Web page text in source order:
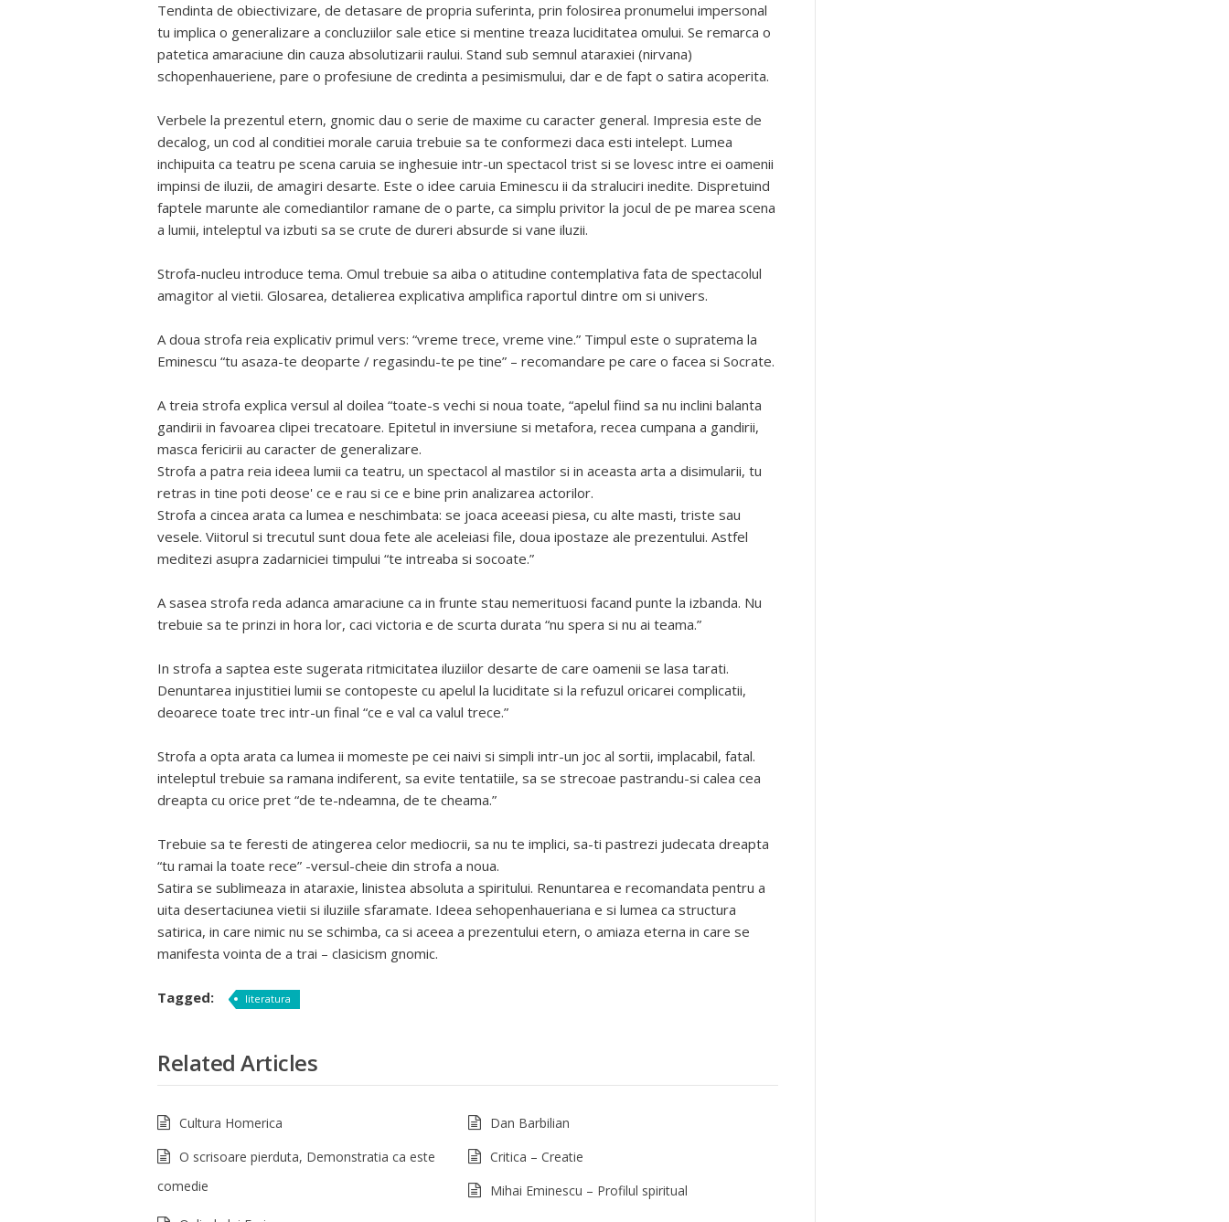
Tendinta de obiectivizare, de detasare de propria suferinta, prin folosirea pronumelui impersonal
tu implica o generalizare a concluziilor sale etice si mentine treaza luciditatea omului. Se remarca o
patetica amaraciune din cauza absolutizarii raului. Stand sub semnul ataraxiei (nirvana)
schopenhaueriene, pare o profesiune de credinta a pesimismului, dar e de fapt o satira acoperita.
Verbele la prezentul etern, gnomic dau o serie de maxime cu caracter general. Impresia este de
decalog, un cod al conditiei morale caruia trebuie sa te conformezi daca esti intelept. Lumea
inchipuita ca teatru pe scena caruia se inghesuie intr-un spectacol trist si se lovesc intre ei oamenii
impinsi de iluzii, de amagiri desarte. Este o idee caruia Eminescu ii da straluciri inedite. Dispretuind
faptele marunte ale comediantilor ramane de o parte, ca simplu privitor la jocul de pe marea scena
a lumii, inteleptul va izbuti sa se crute de dureri absurde si vane iluzii.
Strofa-nucleu introduce tema. Omul trebuie sa aiba o atitudine contemplativa fata de spectacolul
amagitor al vietii. Glosarea, detalierea explicativa amplifica raportul dintre om si univers.
A doua strofa reia explicativ primul vers: “vreme trece, vreme vine.” Timpul este o supratema la
Eminescu “tu asaza-te deoparte / regasindu-te pe tine” – recomandare pe care o facea si Socrate.
A treia strofa explica versul al doilea “toate-s vechi si noua toate, “apelul fiind sa nu inclini balanta
gandirii in favoarea clipei trecatoare. Epitetul in inversiune si metafora, recea cumpana a gandirii,
masca fericirii au caracter de generalizare.
Strofa a patra reia ideea lumii ca teatru, un spectacol al mastilor si in aceasta arta a disimularii, tu
retras in tine poti deose' ce e rau si ce e bine prin analizarea actorilor.
Strofa a cincea arata ca lumea e neschimbata: se joaca aceeasi piesa, cu alte masti, triste sau
vesele. Viitorul si trecutul sunt doua fete ale aceleiasi file, doua ipostaze ale prezentului. Astfel
meditezi asupra zadarniciei timpului “te intreaba si socoate.”
A sasea strofa reda adanca amaraciune ca in frunte stau nemerituosi facand punte la izbanda. Nu
trebuie sa te prinzi in hora lor, caci victoria e de scurta durata “nu spera si nu ai teama.”
In strofa a saptea este sugerata ritmicitatea iluziilor desarte de care oamenii se lasa tarati.
Denuntarea injustitiei lumii se contopeste cu apelul la luciditate si la refuzul oricarei complicatii,
deoarece toate trec intr-un final “ce e val ca valul trece.”
Strofa a opta arata ca lumea ii momeste pe cei naivi si simpli intr-un joc al sortii, implacabil, fatal.
inteleptul trebuie sa ramana indiferent, sa evite tentatiile, sa se strecoae pastrandu-si calea cea
dreapta cu orice pret “de te-ndeamna, de te cheama.”
Trebuie sa te feresti de atingerea celor mediocrii, sa nu te implici, sa-ti pastrezi judecata dreapta
“tu ramai la toate rece” -versul-cheie din strofa a noua.
Satira se sublimeaza in ataraxie, linistea absoluta a spiritului. Renuntarea e recomandata pentru a
uita desertaciunea vietii si iluziile sfaramate. Ideea sehopenhaueriana e si lumea ca structura
satirica, in care nimic nu se schimba, ca si aceea a prezentului etern, o amiaza eterna in care se
manifesta vointa de a trai – clasicism gnomic.
Tagged: literatura
Related Articles
Cultura Homerica
Dan Barbilian
O scrisoare pierduta, Demonstratia ca este
comedie
Critica – Creatie
Mihai Eminescu – Profilul spiritual